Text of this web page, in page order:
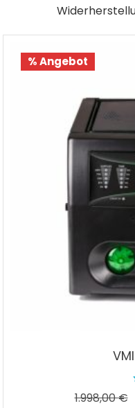
% Angebot
1.998,00€